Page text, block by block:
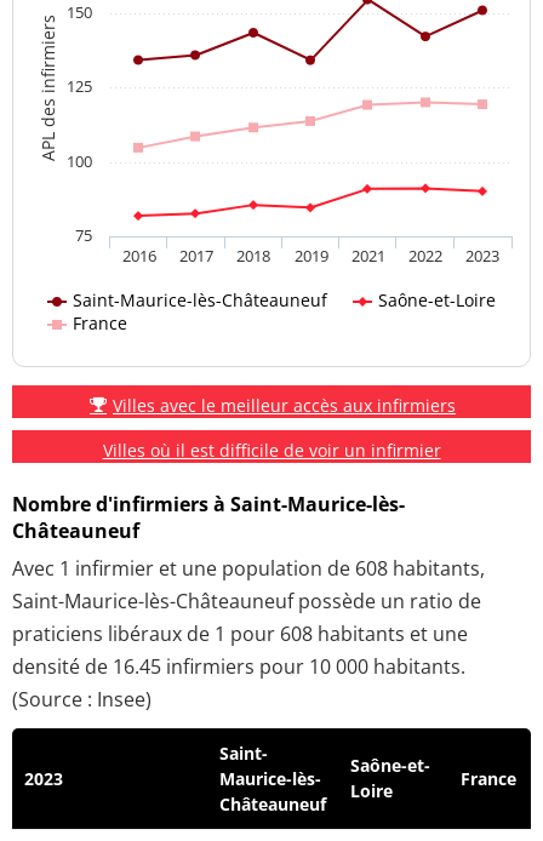
APL des infirmiers
Saint-Maurice-lès-Châteauneuf
Saône-et-Loire
France
2016 2017 2018 2019 2021 2022 2023
75
100
125
150
Villes avec le meilleur accès aux infirmiers
Villes où il est difficile de voir un infirmier
Nombre d'infirmiers à Saint-Maurice-lès-
Châteauneuf
Avec 1 infirmier et une population de 608 habitants,
Saint-Maurice-lès-Châteauneuf possède un ratio de
praticiens libéraux de 1 pour 608 habitants et une
densité de 16.45 infirmiers pour 10 000 habitants.
(Source : Insee)
2023
Saint-
Maurice-lès-
Châteauneuf
Saône-et-
Loire
France